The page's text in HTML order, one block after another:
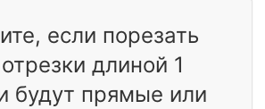
если порезать
длиной 1
будут прямые или